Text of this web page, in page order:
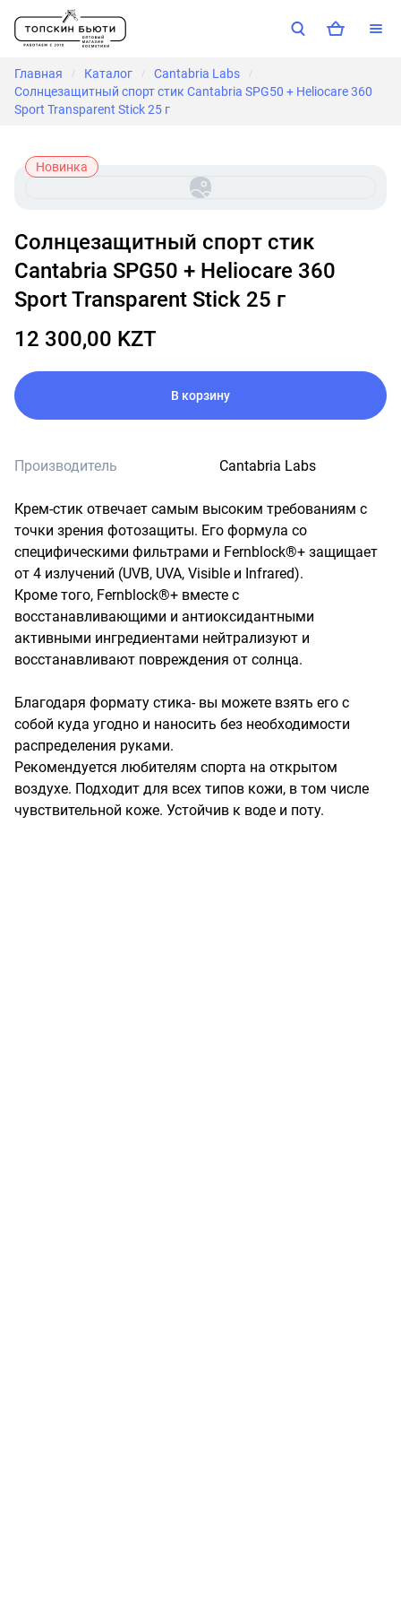
Главная / Каталог / Cantabria Labs /
Солнцезащитный спорт стик Cantabria SPG50 + Heliocare 360
Sport Transparent Stick 25 г
Новинка
Солнцезащитный спорт стик
Cantabria SPG50 + Heliocare 360
Sport Transparent Stick 25 г
12 300,00 KZT
В корзину
Производитель Cantabria Labs
Крем-стик отвечает самым высоким требованиям с
точки зрения фотозащиты. Его формула со
специфическими фильтрами и Fernblock®+ защищает
от 4 излучений (UVB, UVA, Visible и Infrared).
Кроме того, Fernblock®+ вместе с
восстанавливающими и антиоксидантными
активными ингредиентами нейтрализуют и
восстанавливают повреждения от солнца.
Благодаря формату стика- вы можете взять его с
собой куда угодно и наносить без необходимости
распределения руками.
Рекомендуется любителям спорта на открытом
воздухе. Подходит для всех типов кожи, в том числе
чувствительной коже. Устойчив к воде и поту.